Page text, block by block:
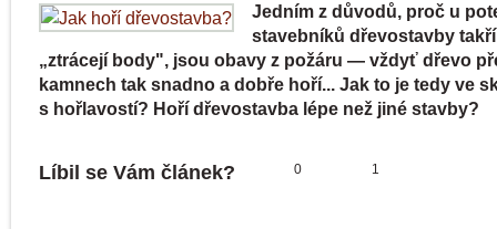
Jedním z důvodů, proč u
stavebníků dřevostavby
„ztrácejí body", jsou obavy z požáru — vždyť dřevo
kamnech tak snadno a dobře hoří... Jak to je tedy ve
s hořlavostí? Hoří dřevostavba lépe než jiné stavby?
Líbil se Vám článek? 1
0